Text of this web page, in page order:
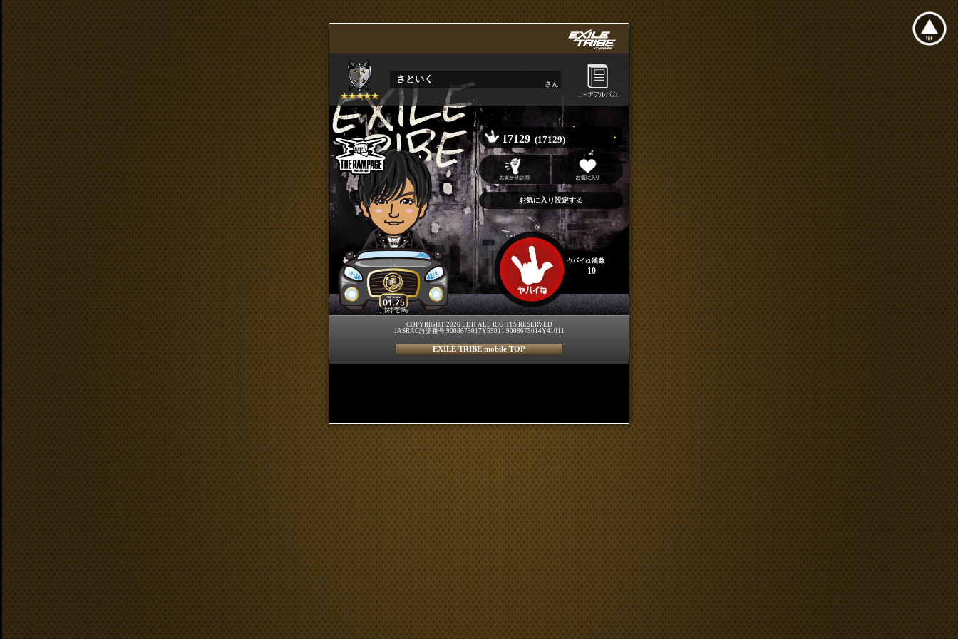
さといく さん
川村壱馬
17129 (17129)
10
COPYRIGHT 2026 LDH ALL RIGHTS RESERVED
JASRAC許諾番号 9008675017Y55011 9008675014Y41011
EXILE TRIBE mobile TOP